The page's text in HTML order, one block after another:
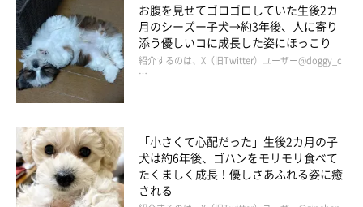
お腹を見せてゴロゴロしていた生後2カ
月のシーズー子犬→約3年後、人に寄り
添う優しいコに成長した姿にほっこり
紹介するのは、X（旧Twitter）ユーザー@doggy_c
…
「小さくて心配だった」生後2カ月の子
犬は約6年後、ゴハンをモリモリ食べて
たくましく成長！優しさあふれる姿に癒
される